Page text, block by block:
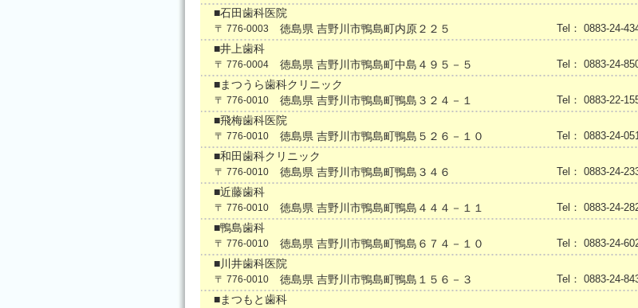
■石田歯科医院
〒 776-0003 徳島県 吉野川市鴨島町内原２２５ Tel： 0883-24-
■井上歯科
〒 776-0004 徳島県 吉野川市鴨島町中島４９５－５ Tel： 0883-24-
■まつうら歯科クリニック
〒 776-0010 徳島県 吉野川市鴨島町鴨島３２４－１ Tel： 0883-22-
■飛梅歯科医院
〒 776-0010 徳島県 吉野川市鴨島町鴨島５２６－１０ Tel： 0883-24-
■和田歯科クリニック
〒 776-0010 徳島県 吉野川市鴨島町鴨島３４６ Tel： 0883-24-
■近藤歯科
〒 776-0010 徳島県 吉野川市鴨島町鴨島４４４－１１ Tel： 0883-24-
■鴨島歯科
〒 776-0010 徳島県 吉野川市鴨島町鴨島６７４－１０ Tel： 0883-24-
■川井歯科医院
〒 776-0010 徳島県 吉野川市鴨島町鴨島１５６－３ Tel： 0883-24-
■まつもと歯科